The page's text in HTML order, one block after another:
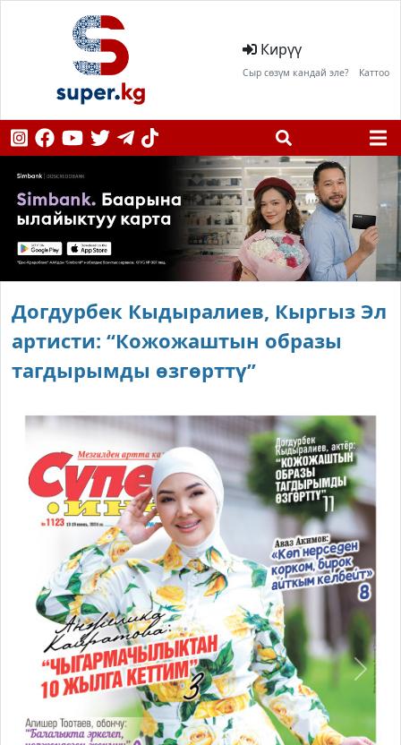
Кирүү
Сыр сөзүм кандай эле? Каттоо
Догдурбек Кыдыралиев, Кыргыз Эл
артисти: “Кожожаштын образы
тагдырымды өзгөрттү”
Previous Next